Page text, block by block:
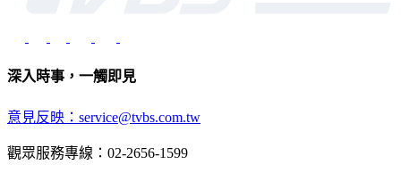
深入時事，一觸即見
意見反映：service@tvbs.com.tw
觀眾服務專線：02-2656-1599